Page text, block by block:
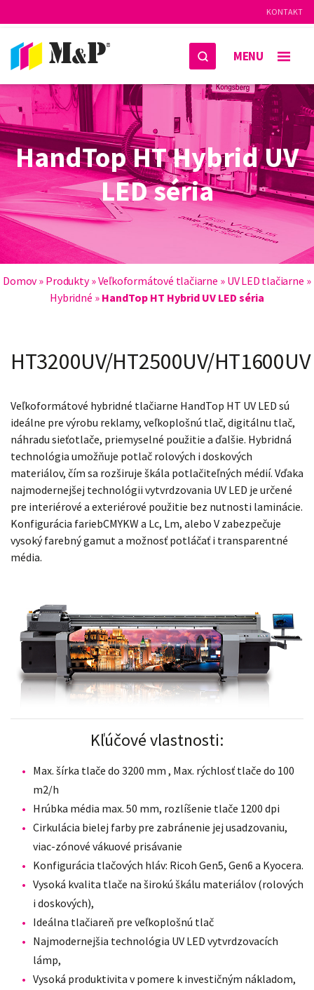
KONTAKT
MENU
HandTop HT Hybrid UV
LED séria
Domov» Produkty»Veľkoformátové tlačiarne » UV LED tlačiarne »
Hybridné » HandTop HT Hybrid UV LED séria
HT3200UV/HT2500UV/HT1600UV
Veľkoformátové hybridné tlačiarne HandTop HT UV LED sú
ideálne pre výrobu reklamy, veľkoplošnú tlač, digitálnu tlač,
náhradu sieťotlače, priemyselné použitie a ďalšie. Hybridná
technológia umožňuje potlač rolových i doskových
materiálov, čím sa rozširuje škála potlačiteľných médií. Vďaka
najmodernejšej technológii vytvrdzovania UV LED je určené
pre interiérové a exteriérové použitie bez nutnosti laminácie.
Konfigurácia fariebCMYKW a Lc, Lm, alebo V zabezpečuje
vysoký farebný gamut a možnosť potláčať i transparentné
média.
Kľúčové vlastnosti:
Max. šírka tlače do 3200 mm , Max. rýchlosť tlače do 100
m2/h
Hrúbka média max. 50 mm, rozlíšenie tlače 1200 dpi
Cirkulácia bielej farby pre zabránenie jej usadzovaniu,
viac-zónové vákuové prisávanie
Konfigurácia tlačových hláv: Ricoh Gen5, Gen6 a Kyocera.
Vysoká kvalita tlače na širokú škálu materiálov (rolových
i doskových),
Ideálna tlačiareň pre veľkoplošnú tlač
Najmodernejšia technológia UV LED vytvrdzovacích
lámp,
Vysoká produktivita v pomere k investičným nákladom,